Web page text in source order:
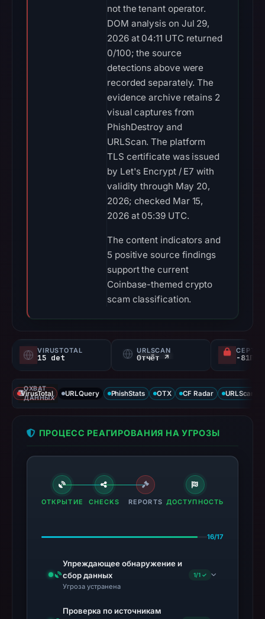
not the tenant operator.
DOM analysis on Jul 29,
2026 at 04:11 UTC returned
0/100; the source
detections above were
recorded separately. The
evidence archive retains 2
visual captures from
PhishDestroy and
URLScan. The platform
TLS certificate was issued
by Let's Encrypt / E7 with
validity through May 20,
2026; checked Mar 15,
2026 at 05:39 UTC.
The content indicators and
5 positive source findings
support the current
Coinbase-themed crypto
scam classification.
VIRUSTOTAL
15 det
URLSCAN
Отчёт ↗
ОХВАТ
ДАННЫХ
VirusTotal URLQuery PhishStats OTX CF Radar URLScan
ПРОЦЕСС РЕАГИРОВАНИЯ НА УГРОЗЫ
ОТКРЫТИЕ CHECKS REPORTS ДОСТУПНОСТЬ
16/17
Упреждающее обнаружение и
сбор данных
Угроза устранена
1/1 ✓
Проверка по источникам